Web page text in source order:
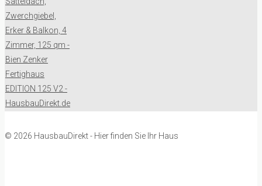
© 2026 HausbauDirekt - Hier finden Sie Ihr Haus